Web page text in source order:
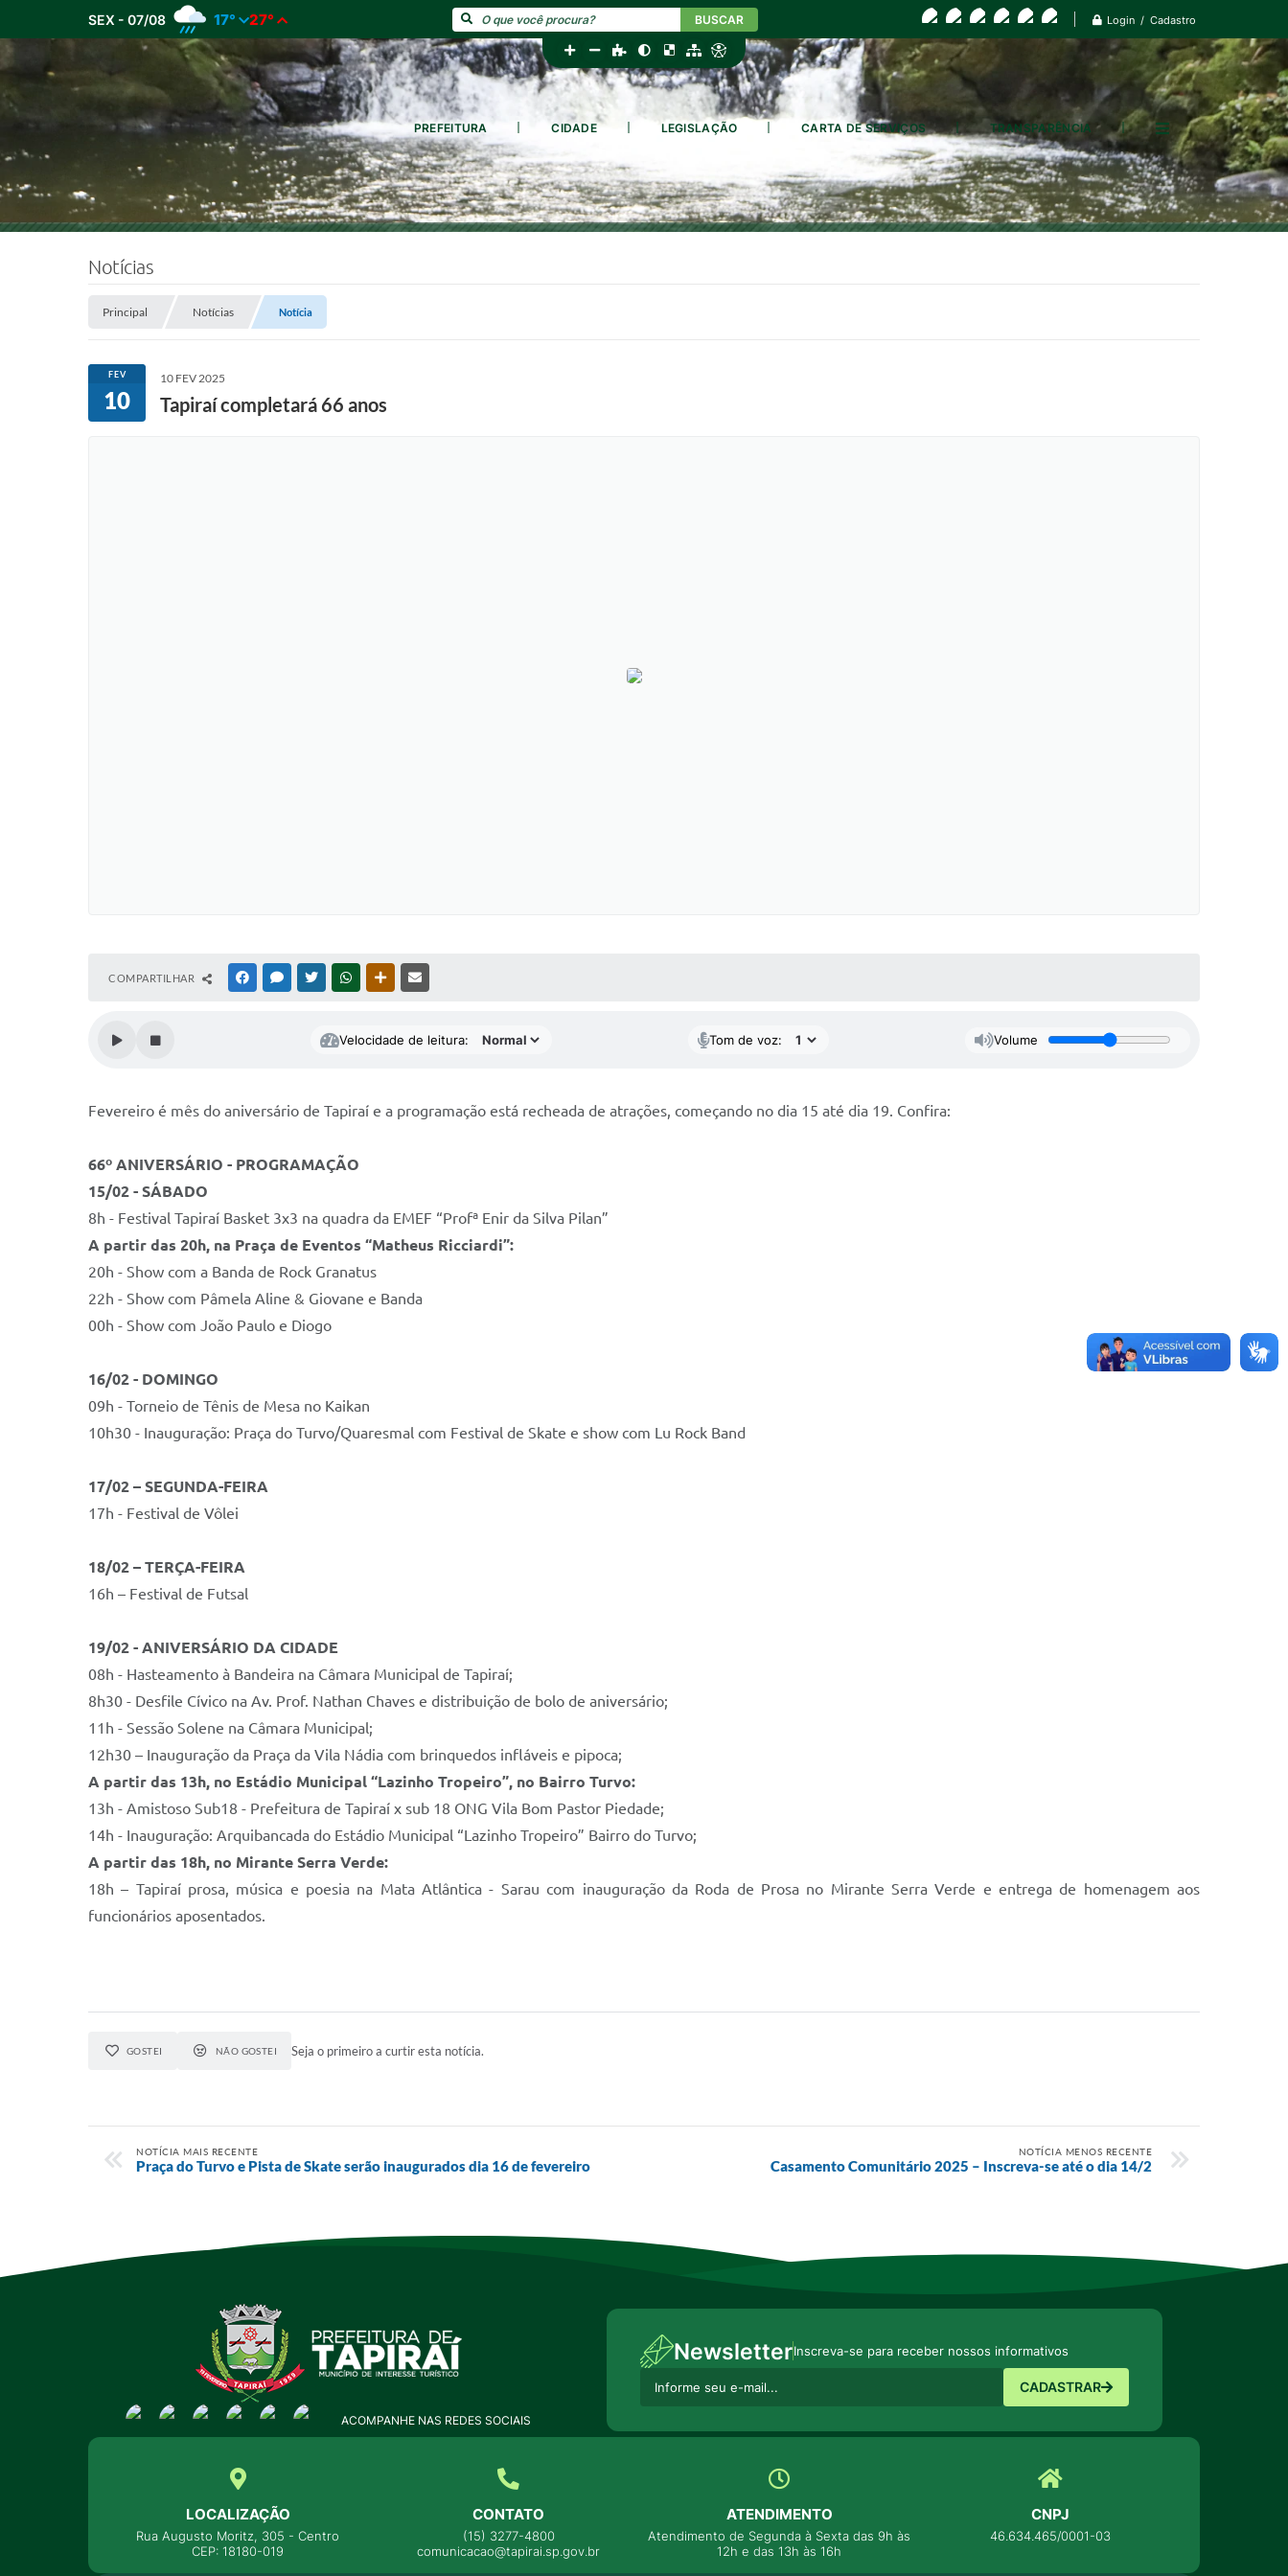
Login / Cadastro
SEX - 07/08 17° 27° BUSCAR
PREFEITURA CIDADE LEGISLAÇÃO CARTA DE SERVIÇOS TRANSPARÊNCIA
Notícias
Principal Notícias Notícia
FEV
10
10 FEV 2025
Tapiraí completará 66 anos
COMPARTILHAR FACEBOOKMESSENGER
TWITTERWHATSAPPOUTRAS MÍDIAS
Velocidade de leitura: Tom de voz: Volume
Fevereiro é mês do aniversário de Tapiraí e a programação está recheada de atrações, começando no dia 15 até dia 19. Confira:
66º ANIVERSÁRIO - PROGRAMAÇÃO
15/02 - SÁBADO
8h - Festival Tapiraí Basket 3x3 na quadra da EMEF “Profª Enir da Silva Pilan”
A partir das 20h, na Praça de Eventos “Matheus Ricciardi”:
20h - Show com a Banda de Rock Granatus
22h - Show com Pâmela Aline & Giovane e Banda
00h - Show com João Paulo e Diogo
16/02 - DOMINGO
09h - Torneio de Tênis de Mesa no Kaikan
10h30 - Inauguração: Praça do Turvo/Quaresmal com Festival de Skate e show com Lu Rock Band
17/02 – SEGUNDA-FEIRA
17h - Festival de Vôlei
18/02 – TERÇA-FEIRA
16h – Festival de Futsal
19/02 - ANIVERSÁRIO DA CIDADE
08h - Hasteamento à Bandeira na Câmara Municipal de Tapiraí;
8h30 - Desfile Cívico na Av. Prof. Nathan Chaves e distribuição de bolo de aniversário;
11h - Sessão Solene na Câmara Municipal;
12h30 – Inauguração da Praça da Vila Nádia com brinquedos infláveis e pipoca;
A partir das 13h, no Estádio Municipal “Lazinho Tropeiro”, no Bairro Turvo:
13h - Amistoso Sub18 - Prefeitura de Tapiraí x sub 18 ONG Vila Bom Pastor Piedade;
14h - Inauguração: Arquibancada do Estádio Municipal “Lazinho Tropeiro” Bairro do Turvo;
A partir das 18h, no Mirante Serra Verde:
18h – Tapiraí prosa, música e poesia na Mata Atlântica - Sarau com inauguração da Roda de Prosa no Mirante Serra Verde e entrega de homenagem aos
funcionários aposentados.
GOSTEI NÃO GOSTEI Seja o primeiro a curtir esta notícia.
NOTÍCIA MAIS RECENTE
Praça do Turvo e Pista de Skate serão inaugurados dia 16 de fevereiro
NOTÍCIA MENOS RECENTE
Casamento Comunitário 2025 – Inscreva-se até o dia 14/2
ACOMPANHE NAS REDES SOCIAIS
NewsletterInscreva-se para receber nossos informativos
CADASTRAR
LOCALIZAÇÃO
Rua Augusto Moritz, 305 - Centro
CEP: 18180-019
CONTATO
(15) 3277-4800
comunicacao@tapirai.sp.gov.br
ATENDIMENTO
Atendimento de Segunda à Sexta das 9h às
12h e das 13h às 16h
CNPJ
46.634.465/0001-03